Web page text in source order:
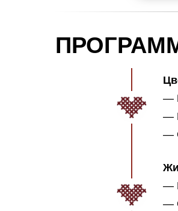
—
—
—
—
—